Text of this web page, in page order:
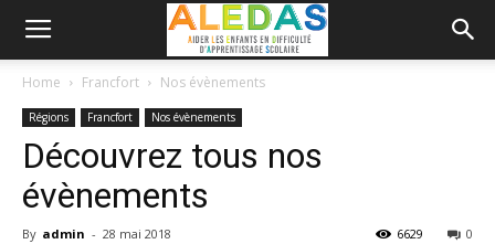
Home Francfort Nos évènements
Régions Francfort Nos évènements
Découvrez tous nos
évènements
By admin - 28 mai 2018 0
6629